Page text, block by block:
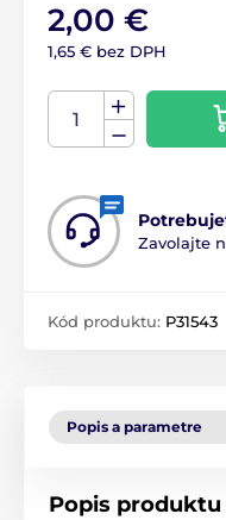
2,00 €
1,65 € bez DPH
Zavolajte
Kód produktu: P31543
Popis a parametre
Popis produktu